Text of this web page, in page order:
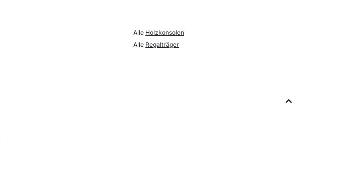
Alle Holzkonsolen
Alle Regalträger